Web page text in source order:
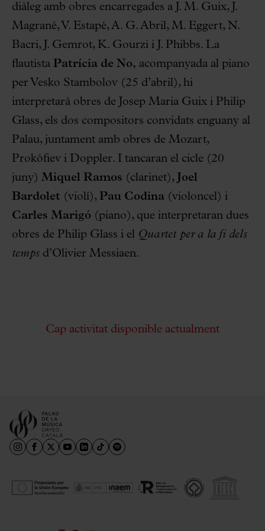
diàleg amb obres encarregades a J. M. Guix, J.
Magrané, V. Estapé, A. G. Abril, M. Eggert, N.
Bacri, J. Gemrot, K. Gourzi i J. Phibbs. La
flautista Patrícia de No, acompanyada al piano
per Vesko Stambolov (25 d’abril), hi
interpretarà obres de Josep Maria Guix i Philip
Glass, els dos compositors convidats enguany al
Palau, juntament amb obres de Mozart,
Prokófiev i Doppler. I tancaran el cicle (20
juny) Miquel Ramos (clarinet),
Joel
Bardolet (violí), Pau Codina (violoncel) i
Carles Marigó (piano), que interpretaran dues
obres de Philip Glass i el Quartet per a la fi dels
temps d’Olivier Messiaen.
Cap activitat disponible actualment